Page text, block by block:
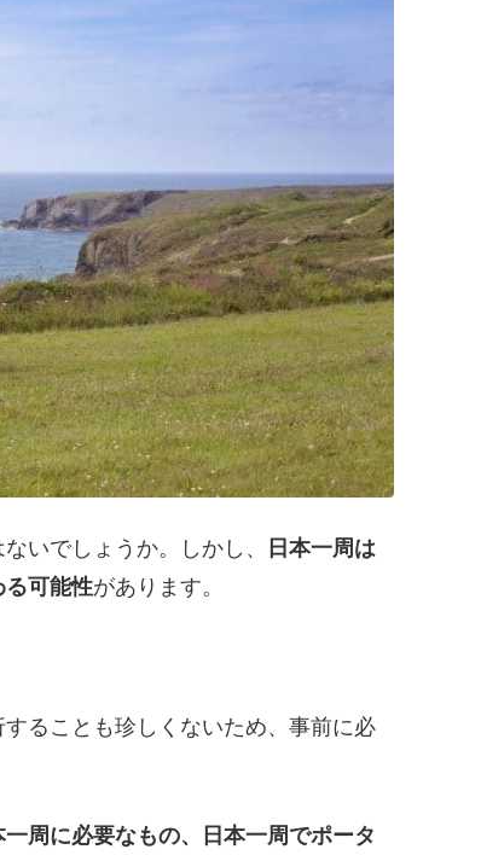
いでしょうか。しかし、
日本一周は
る可能性があります。
ることも珍しくないため、事前に必
周に必要なもの、日本一周でポータ